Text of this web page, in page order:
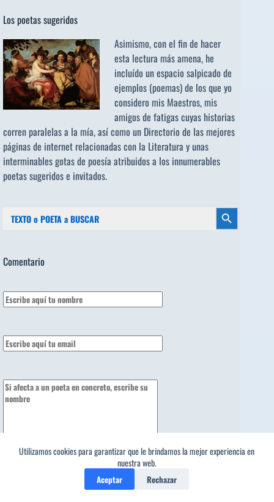
Utilizamos cookies para garantizar que le brindamos la mejor experiencia en
nuestra web.
Aceptar Rechazar
Los poetas sugeridos
Asimismo, con el fin de hacer
esta lectura más amena, he
incluído un espacio salpicado de
ejemplos (poemas) de los que yo
considero mis Maestros, mis
amigos de fatigas cuyas historias
corren paralelas a la mía, así como un Directorio de las mejores
páginas de internet relacionadas con la Literatura y unas
interminables gotas de poesía atribuidos a los innumerables
poetas sugeridose invitados.
Botón de búsqueda
Comentario